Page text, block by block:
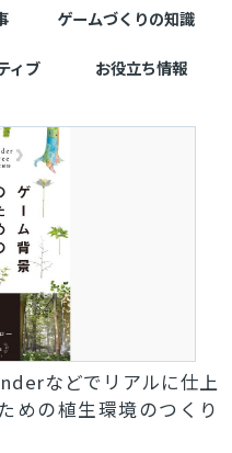
ゲームづくりの知識
ィブ お役立ち情報
などでリアルに仕上
めの植生環境のつくり